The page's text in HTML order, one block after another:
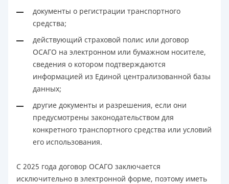
документы о регистрации транспортного
средства;
действующий страховой полис или договор
ОСАГО на электронном или бумажном носителе,
сведения о котором подтверждаются
информацией из Единой централизованной базы
данных;
другие документы и разрешения, если они
предусмотрены законодательством для
конкретного транспортного средства или условий
его использования.
С 2025 года договор ОСАГО заключается
исключительно в электронной форме, поэтому иметь